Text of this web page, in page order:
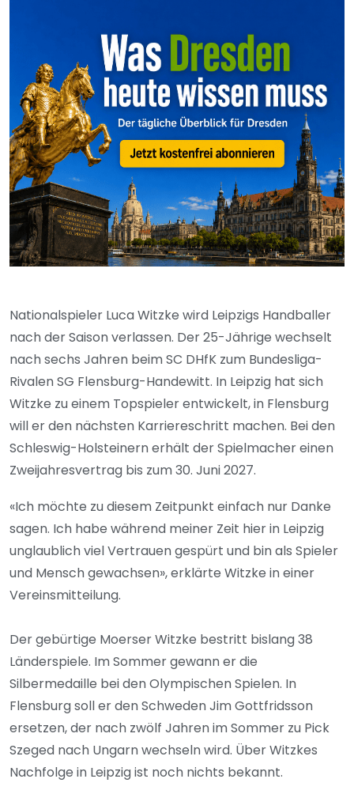
Nationalspieler Luca Witzke wird Leipzigs Handballer
nach der Saison verlassen. Der 25-Jährige wechselt
nach sechs Jahren beim SC DHfK zum Bundesliga-
Rivalen SG Flensburg-Handewitt. In Leipzig hat sich
Witzke zu einem Topspieler entwickelt, in Flensburg
will er den nächsten Karriereschritt machen. Bei den
Schleswig-Holsteinern erhält der Spielmacher einen
Zweijahresvertrag bis zum 30. Juni 2027.
«Ich möchte zu diesem Zeitpunkt einfach nur Danke
sagen. Ich habe während meiner Zeit hier in Leipzig
unglaublich viel Vertrauen gespürt und bin als Spieler
und Mensch gewachsen», erklärte Witzke in einer
Vereinsmitteilung.
Der gebürtige Moerser Witzke bestritt bislang 38
Länderspiele. Im Sommer gewann er die
Silbermedaille bei den Olympischen Spielen. In
Flensburg soll er den Schweden Jim Gottfridsson
ersetzen, der nach zwölf Jahren im Sommer zu Pick
Szeged nach Ungarn wechseln wird. Über Witzkes
Nachfolge in Leipzig ist noch nichts bekannt.